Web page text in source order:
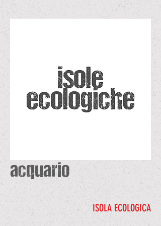
acquario
ISOLA ECOLOGICA